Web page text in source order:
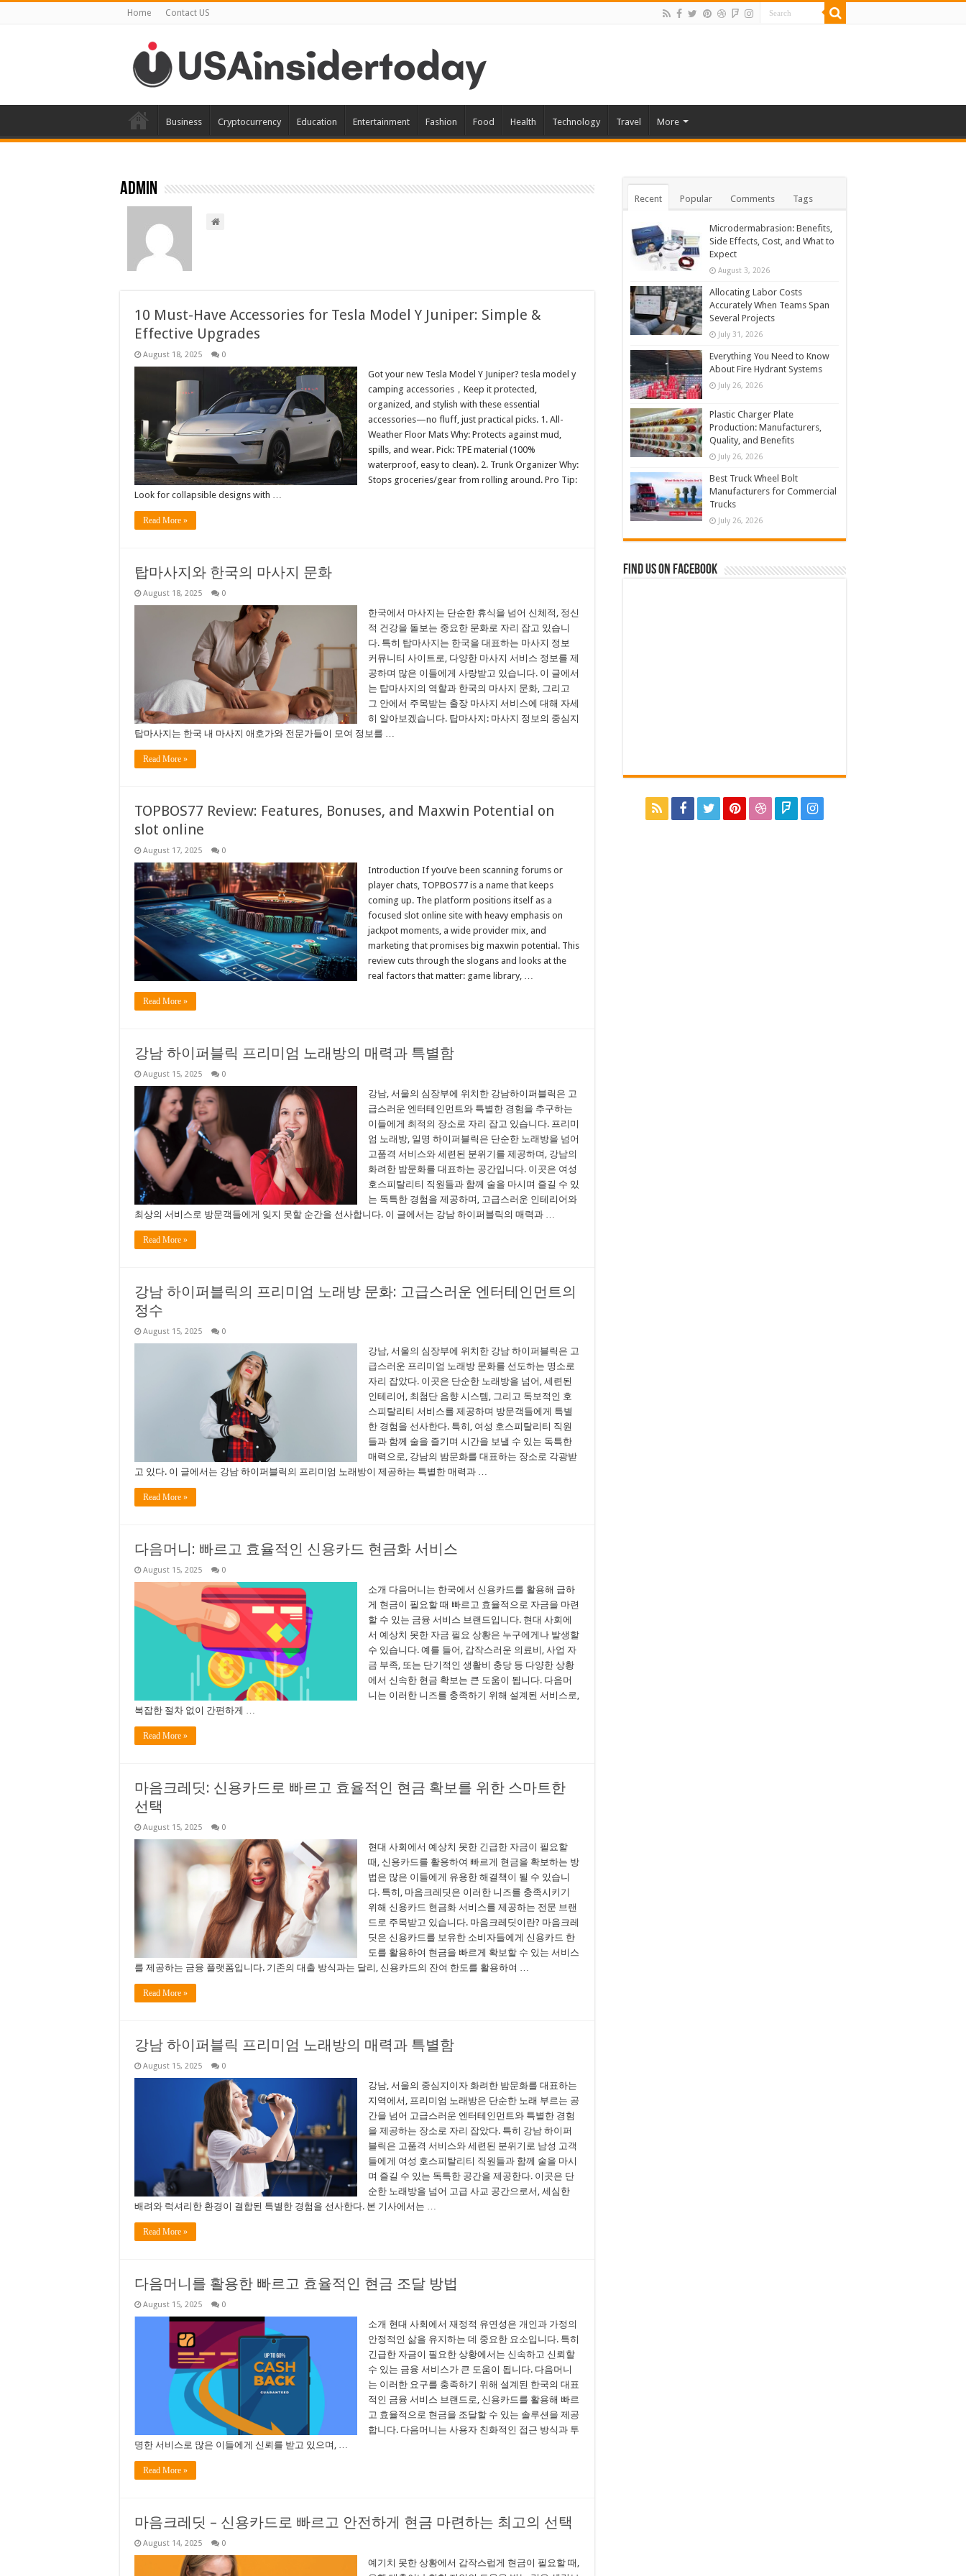
Home Contact US
Business Cryptocurrency Education Entertainment Fashion Food Health Technology Travel More
admin
10 Must-Have Accessories for Tesla Model Y Juniper: Simple &
Effective Upgrades
August 18, 2025 0
Got your new Tesla Model Y Juniper? tesla model y
camping accessories，Keep it protected,
organized, and stylish with these essential
accessories—no fluff, just practical picks. 1. All-
Weather Floor Mats Why: Protects against mud,
spills, and wear. Pick: TPE material (100%
waterproof, easy to clean). 2. Trunk Organizer Why:
Stops groceries/gear from rolling around. Pro Tip:
Look for collapsible designs with …
Read More »
탑마사지와 한국의 마사지 문화
August 18, 2025 0
한국에서 마사지는 단순한 휴식을 넘어 신체적, 정신
적 건강을 돌보는 중요한 문화로 자리 잡고 있습니
다. 특히 탑마사지는 한국을 대표하는 마사지 정보
커뮤니티 사이트로, 다양한 마사지 서비스 정보를 제
공하며 많은 이들에게 사랑받고 있습니다. 이 글에서
는 탑마사지의 역할과 한국의 마사지 문화, 그리고
그 안에서 주목받는 출장 마사지 서비스에 대해 자세
히 알아보겠습니다. 탑마사지: 마사지 정보의 중심지
탑마사지는 한국 내 마사지 애호가와 전문가들이 모여 정보를 …
Read More »
TOPBOS77 Review: Features, Bonuses, and Maxwin Potential on
slot online
August 17, 2025 0
Introduction If you’ve been scanning forums or
player chats, TOPBOS77 is a name that keeps
coming up. The platform positions itself as a
focused slot online site with heavy emphasis on
jackpot moments, a wide provider mix, and
marketing that promises big maxwin potential. This
review cuts through the slogans and looks at the
real factors that matter: game library, …
Read More »
강남 하이퍼블릭 프리미엄 노래방의 매력과 특별함
August 15, 2025 0
강남, 서울의 심장부에 위치한 강남하이퍼블릭은 고
급스러운 엔터테인먼트와 특별한 경험을 추구하는
이들에게 최적의 장소로 자리 잡고 있습니다. 프리미
엄 노래방, 일명 하이퍼블릭은 단순한 노래방을 넘어
고품격 서비스와 세련된 분위기를 제공하며, 강남의
화려한 밤문화를 대표하는 공간입니다. 이곳은 여성
호스피탈리티 직원들과 함께 술을 마시며 즐길 수 있
는 독특한 경험을 제공하며, 고급스러운 인테리어와
최상의 서비스로 방문객들에게 잊지 못할 순간을 선사합니다. 이 글에서는 강남 하이퍼블릭의 매력과 …
Read More »
강남 하이퍼블릭의 프리미엄 노래방 문화: 고급스러운 엔터테인먼트의
정수
August 15, 2025 0
강남, 서울의 심장부에 위치한 강남 하이퍼블릭은 고
급스러운 프리미엄 노래방 문화를 선도하는 명소로
자리 잡았다. 이곳은 단순한 노래방을 넘어, 세련된
인테리어, 최첨단 음향 시스템, 그리고 독보적인 호
스피탈리티 서비스를 제공하며 방문객들에게 특별
한 경험을 선사한다. 특히, 여성 호스피탈리티 직원
들과 함께 술을 즐기며 시간을 보낼 수 있는 독특한
매력으로, 강남의 밤문화를 대표하는 장소로 각광받
고 있다. 이 글에서는 강남 하이퍼블릭의 프리미엄 노래방이 제공하는 특별한 매력과 …
Read More »
다음머니: 빠르고 효율적인 신용카드 현금화 서비스
August 15, 2025 0
소개 다음머니는 한국에서 신용카드를 활용해 급하
게 현금이 필요할 때 빠르고 효율적으로 자금을 마련
할 수 있는 금융 서비스 브랜드입니다. 현대 사회에
서 예상치 못한 자금 필요 상황은 누구에게나 발생할
수 있습니다. 예를 들어, 갑작스러운 의료비, 사업 자
금 부족, 또는 단기적인 생활비 충당 등 다양한 상황
에서 신속한 현금 확보는 큰 도움이 됩니다. 다음머
니는 이러한 니즈를 충족하기 위해 설계된 서비스로,
복잡한 절차 없이 간편하게 …
Read More »
마음크레딧: 신용카드로 빠르고 효율적인 현금 확보를 위한 스마트한
선택
August 15, 2025 0
현대 사회에서 예상치 못한 긴급한 자금이 필요할
때, 신용카드를 활용하여 빠르게 현금을 확보하는 방
법은 많은 이들에게 유용한 해결책이 될 수 있습니
다. 특히, 마음크레딧은 이러한 니즈를 충족시키기
위해 신용카드 현금화 서비스를 제공하는 전문 브랜
드로 주목받고 있습니다. 마음크레딧이란? 마음크레
딧은 신용카드를 보유한 소비자들에게 신용카드 한
도를 활용하여 현금을 빠르게 확보할 수 있는 서비스
를 제공하는 금융 플랫폼입니다. 기존의 대출 방식과는 달리, 신용카드의 잔여 한도를 활용하여 …
Read More »
강남 하이퍼블릭 프리미엄 노래방의 매력과 특별함
August 15, 2025 0
강남, 서울의 중심지이자 화려한 밤문화를 대표하는
지역에서, 프리미엄 노래방은 단순한 노래 부르는 공
간을 넘어 고급스러운 엔터테인먼트와 특별한 경험
을 제공하는 장소로 자리 잡았다. 특히 강남 하이퍼
블릭은 고품격 서비스와 세련된 분위기로 남성 고객
들에게 여성 호스피탈리티 직원들과 함께 술을 마시
며 즐길 수 있는 독특한 공간을 제공한다. 이곳은 단
순한 노래방을 넘어 고급 사교 공간으로서, 세심한
배려와 럭셔리한 환경이 결합된 특별한 경험을 선사한다. 본 기사에서는 …
Read More »
다음머니를 활용한 빠르고 효율적인 현금 조달 방법
August 15, 2025 0
소개 현대 사회에서 재정적 유연성은 개인과 가정의
안정적인 삶을 유지하는 데 중요한 요소입니다. 특히
긴급한 자금이 필요한 상황에서는 신속하고 신뢰할
수 있는 금융 서비스가 큰 도움이 됩니다. 다음머니
는 이러한 요구를 충족하기 위해 설계된 한국의 대표
적인 금융 서비스 브랜드로, 신용카드를 활용해 빠르
고 효율적으로 현금을 조달할 수 있는 솔루션을 제공
합니다. 다음머니는 사용자 친화적인 접근 방식과 투
명한 서비스로 많은 이들에게 신뢰를 받고 있으며, …
Read More »
마음크레딧 – 신용카드로 빠르고 안전하게 현금 마련하는 최고의 선택
August 14, 2025 0
예기치 못한 상황에서 갑작스럽게 현금이 필요할 때,
Recent Popular Comments Tags
Microdermabrasion: Benefits,
Side Effects, Cost, and What to
Expect
August 3, 2026
Allocating Labor Costs
Accurately When Teams Span
Several Projects
July 31, 2026
Everything You Need to Know
About Fire Hydrant Systems
July 26, 2026
Plastic Charger Plate
Production: Manufacturers,
Quality, and Benefits
July 26, 2026
Best Truck Wheel Bolt
Manufacturers for Commercial
Trucks
July 26, 2026
Find us on Facebook